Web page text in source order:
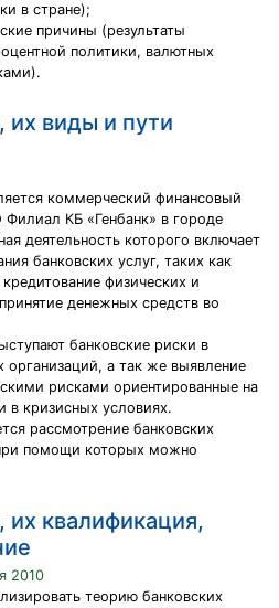
в стране);
причины (результаты
политики, валютных
их виды и пути
коммерческий финансовый
КБ «Генбанк» в городе
деятельность которого включает
банковских услуг, таких как
физических и
денежных средств во
банковские риски в
организаций, а так же выявление
рисками ориентированные на
в кризисных условиях.
рассмотрение банковских
помощи которых можно
их квалификация,
2010
теорию банковских